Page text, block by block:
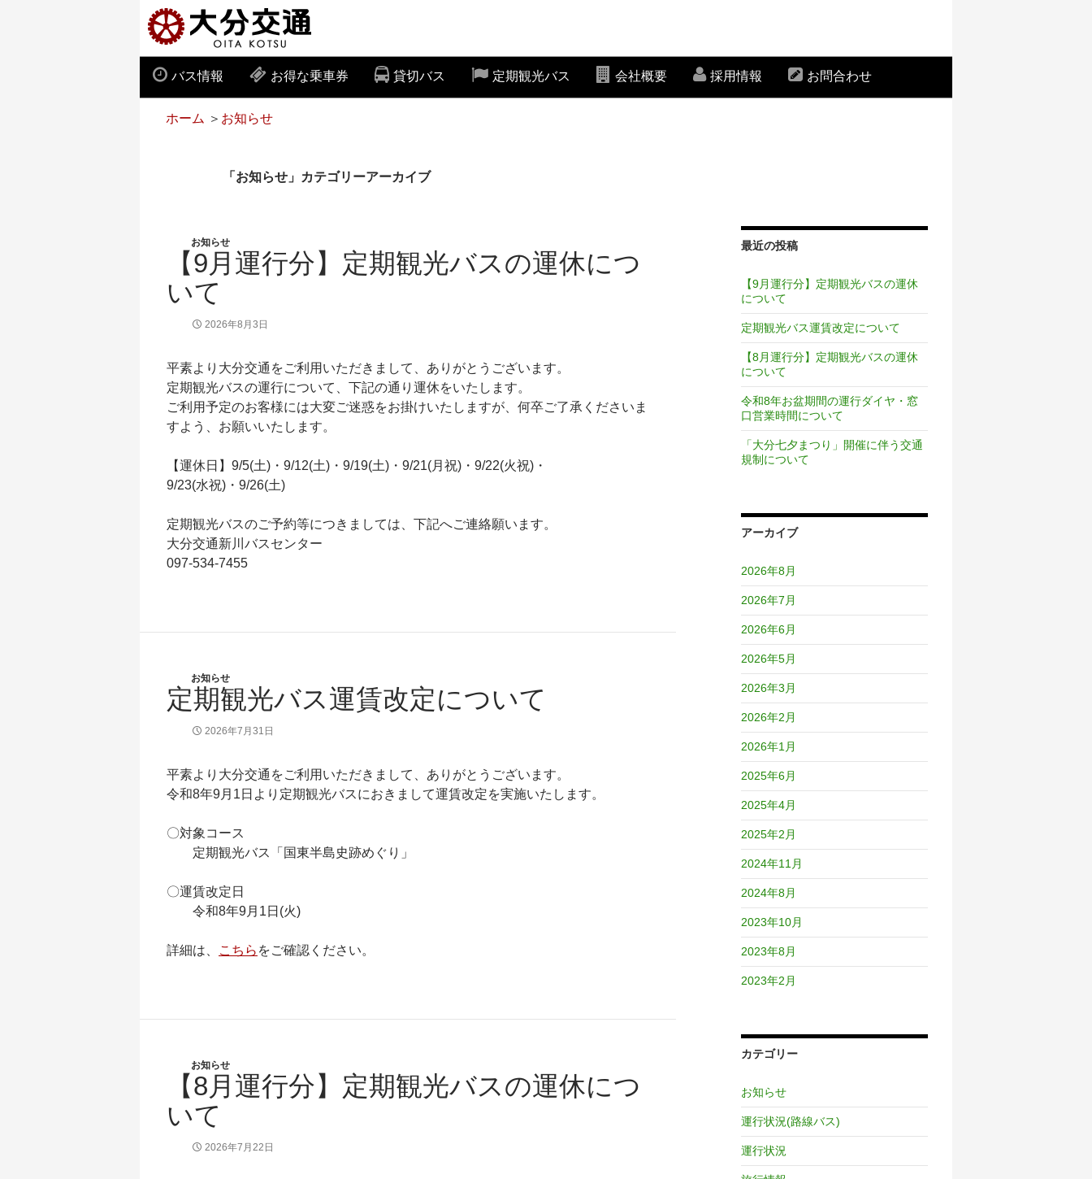
バス情報 お得な乗車券 貸切バス 定期観光バス 会社概要 採用情報 お問合わせ
ホーム ＞ お知らせ
「お知らせ」カテゴリーアーカイブ
お知らせ
【9月運行分】定期観光バスの運休につ
いて
2026年8月3日
平素より大分交通をご利用いただきまして、ありがとうございます。
定期観光バスの運行について、下記の通り運休をいたします。
ご利用予定のお客様には大変ご迷惑をお掛けいたしますが、何卒ご了承くださいま
すよう、お願いいたします。
【運休日】9/5(土)・9/12(土)・9/19(土)・9/21(月祝)・9/22(火祝)・
9/23(水祝)・9/26(土)
定期観光バスのご予約等につきましては、下記へご連絡願います。
大分交通新川バスセンター
097-534-7455
お知らせ
定期観光バス運賃改定について
2026年7月31日
平素より大分交通をご利用いただきまして、ありがとうございます。
令和8年9月1日より定期観光バスにおきまして運賃改定を実施いたします。
〇対象コース
定期観光バス「国東半島史跡めぐり」
〇運賃改定日
令和8年9月1日(火)
詳細は、 こちら をご確認ください。
お知らせ
【8月運行分】定期観光バスの運休につ
いて
2026年7月22日
最近の投稿
【9月運行分】定期観光バスの運休
について
定期観光バス運賃改定について
【8月運行分】定期観光バスの運休
について
令和8年お盆期間の運行ダイヤ・窓
口営業時間について
「大分七夕まつり」開催に伴う交通
規制について
アーカイブ
2026年8月
2026年7月
2026年6月
2026年5月
2026年3月
2026年2月
2026年1月
2025年6月
2025年4月
2025年2月
2024年11月
2024年8月
2023年10月
2023年8月
2023年2月
カテゴリー
お知らせ
運行状況(路線バス)
運行状況